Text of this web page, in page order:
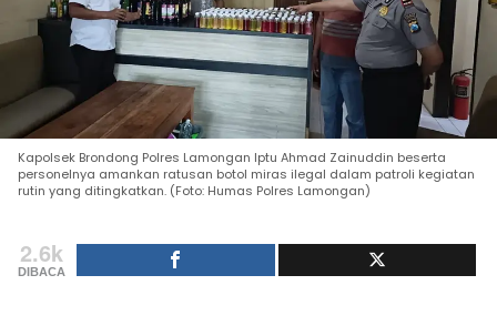
Kapolsek Brondong Polres Lamongan Iptu Ahmad Zainuddin beserta
personelnya amankan ratusan botol miras ilegal dalam patroli kegiatan
rutin yang ditingkatkan. (Foto: Humas Polres Lamongan)
2.6k
DIBACA